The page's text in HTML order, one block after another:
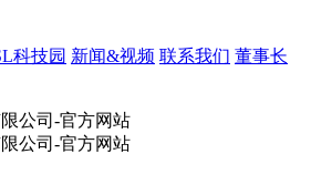
科技园 新闻&视频 联系我们 董事长